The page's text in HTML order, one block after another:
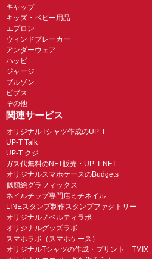
キャップ
キッズ・ベビー用品
エプロン
ウィンドブレーカー
アンダーウェア
ハッピ
ジャージ
ブルゾン
ビブス
その他
関連サービス
オリジナルTシャツ作成のUP-T
UP-T Talk
UP-T クジ
ガス代無料のNFT販売・UP-T NFT
オリジナルスマホケースのBudgets
似顔絵グラフィックス
ネイルチップ専門店ミチネイル
LINEスタンプ制作スタンプファクトリー
オリジナルノベルティラボ
オリジナルグッズラボ
スマホラボ（スマホケース）
オリジナルTシャツの作成・プリント「TMIX」